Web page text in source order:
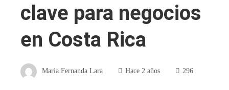
clave para negocios
en Costa Rica
Maria Fernanda Lara Hace 2 años 296